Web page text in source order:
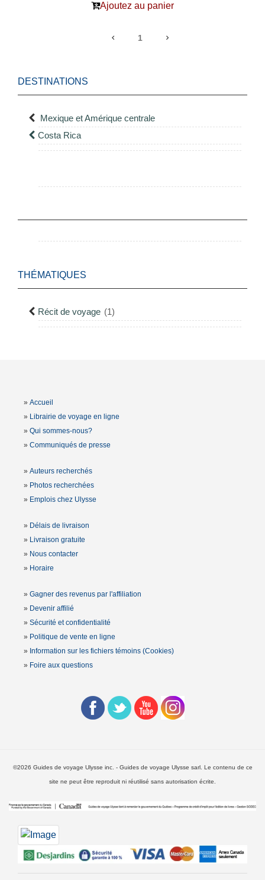
DESTINATIONS
Mexique et Amérique centrale
Costa Rica
THÉMATIQUES
Récit de voyage (1)
Ajoutez au panier
1
» Accueil
» Librairie de voyage en ligne
» Qui sommes-nous?
» Communiqués de presse
» Auteurs recherchés
» Photos recherchées
» Emplois chez Ulysse
» Délais de livraison
» Livraison gratuite
» Nous contacter
» Horaire
» Gagner des revenus par l'affiliation
» Devenir affilié
» Sécurité et confidentialité
» Politique de vente en ligne
» Information sur les fichiers témoins (Cookies)
» Foire aux questions
©2026 Guides de voyage Ulysse inc. - Guides de voyage Ulysse sarl. Le contenu de ce
site ne peut être reproduit ni réutilisé sans autorisation écrite.